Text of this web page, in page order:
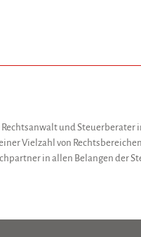
und Steuerberater
Vielzahl von
in allen Belangen der